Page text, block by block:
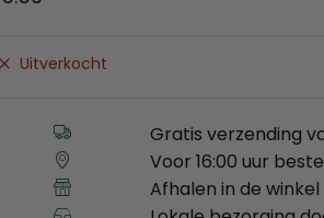
Uitverkocht
Gratis verzending
Voor 16:00 uur
Afhalen in de